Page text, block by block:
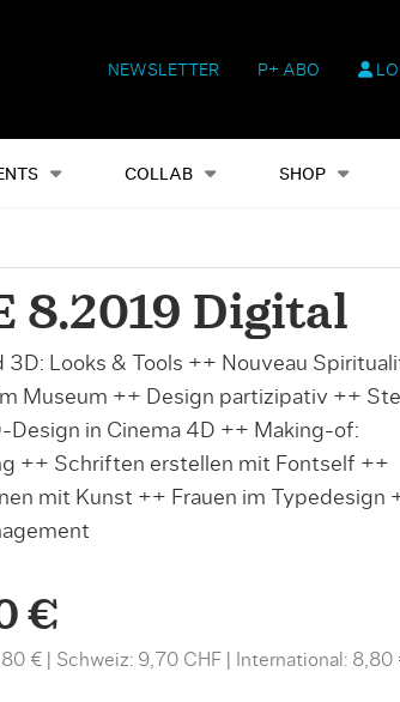
NEWSLETTER P+ ABO
COLLAB SHOP
Events Shop Heftausgaben Suchen
8.2019 Digital
3D: Looks & Tools ++ Nouveau
Museum ++ Design partizipativ ++
Design in Cinema 4D ++ Making-of:
++ Schriften erstellen mit Fontself ++
mit Kunst ++ Frauen im Typedesign
€
€ Schweiz: 9,70 CHF International: 8,80